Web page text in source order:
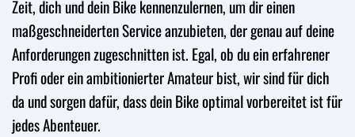
Zeit, dich und dein Bike kennenzulernen, um dir einen
maßgeschneiderten Service anzubieten, der genau auf deine
Anforderungen zugeschnitten ist. Egal, ob du ein erfahrener
Profi oder ein ambitionierter Amateur bist, wir sind für dich
da und sorgen dafür, dass dein Bike optimal vorbereitet ist für
jedes Abenteuer.